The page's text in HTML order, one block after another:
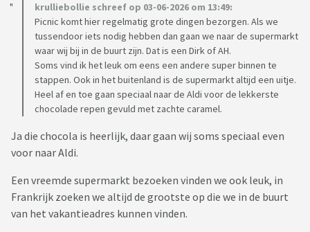
krulliebollie schreef op 03-06-2026 om 13:49:
Picnic komt hier regelmatig grote dingen bezorgen. Als we
tussendoor iets nodig hebben dan gaan we naar de supermarkt
waar wij bij in de buurt zijn. Dat is een Dirk of AH.
Soms vind ik het leuk om eens een andere super binnen te
stappen. Ook in het buitenland is de supermarkt altijd een uitje.
Heel af en toe gaan speciaal naar de Aldi voor de lekkerste
chocolade repen gevuld met zachte caramel.
Ja die chocola is heerlijk, daar gaan wij soms speciaal even
voor naar Aldi.
Een vreemde supermarkt bezoeken vinden we ook leuk, in
Frankrijk zoeken we altijd de grootste op die we in de buurt
van het vakantieadres kunnen vinden.